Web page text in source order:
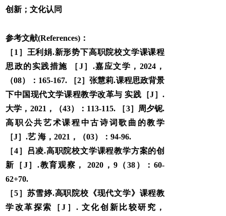
创新；文化认同
参考文献(References)：
［1］王利娟.新形势下高职院校文学课课程
思政的实践措施 ［J］.嘉应文学，2024，
（08）：165-167. ［2］张慧莉.课程思政背景
下中国现代文学课程教学改革与 实践［J］.
大学，2021，（43）：113-115. ［3］周夕铌.
高职公共艺术课程中古诗词歌曲的教学
［J］.艺 海，2021，（03）：94-96.
［4］吕凌.高职院校文学课程教学方案的创
新［J］.教育观察， 2020，9（38）：60-
62+70.
［5］苏雪婷.高职院校《现代文学》课程教
学改革探索［J］. 文化创新比较研究，